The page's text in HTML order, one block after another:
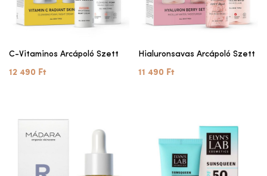
C-Vitaminos Arcápoló Szett
12 490 Ft
Hialuronsavas Arcápoló Szett
11 490 Ft